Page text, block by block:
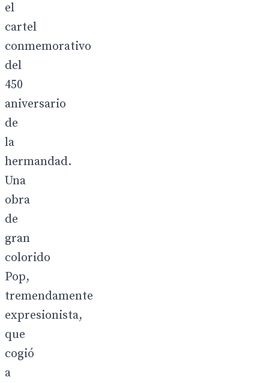
el
cartel
conmemorativo
del
450
aniversario
de
la
hermandad.
Una
obra
de
gran
colorido
Pop,
tremendamente
expresionista,
que
cogió
a